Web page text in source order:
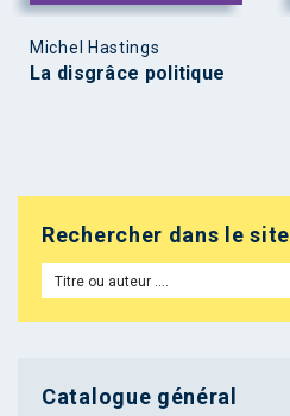
Michel Hastings
La disgrâce politique
Rechercher dans le site
Catalogue général